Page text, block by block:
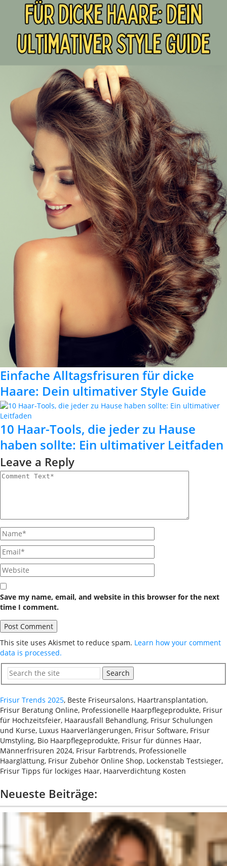
Einfache Alltagsfrisuren für dicke
Haare: Dein ultimativer Style Guide
10 Haar-Tools, die jeder zu Hause
haben sollte: Ein ultimativer Leitfaden
Leave a Reply
Save my name, email, and website in this browser for the next
time I comment.
This site uses Akismet to reduce spam. Learn how your comment
data is processed.
Search
Frisur Trends 2025, Beste Friseursalons, Haartransplantation,
Frisur Beratung Online, Professionelle Haarpflegeprodukte, Frisur
für Hochzeitsfeier, Haarausfall Behandlung, Frisur Schulungen
und Kurse, Luxus Haarverlängerungen, Frisur Software, Frisur
Umstyling, Bio Haarpflegeprodukte, Frisur für dünnes Haar,
Männerfrisuren 2024, Frisur Farbtrends, Professionelle
Haarglättung, Frisur Zubehör Online Shop, Lockenstab Testsieger,
Frisur Tipps für lockiges Haar, Haarverdichtung Kosten
Neueste Beiträge: